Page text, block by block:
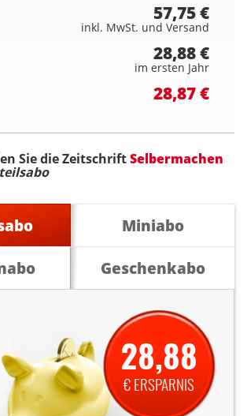
57,75 €
inkl. MwSt. und Versand
28,88 €
im ersten Jahr
28,87 €
Sie die ZeitschriftSelbermachen
Miniabo
Geschenkabo
28,88
€ ERSPARNIS